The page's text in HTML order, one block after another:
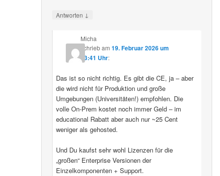
Antworten ↓
Micha
schriebam 19. Februar 2026 um
13:41 Uhr:
Das ist so nicht richtig. Es gibt die CE, ja – aber
die wird nicht für Produktion und große
Umgebungen (Universitäten!) empfohlen. Die
volle On-Prem kostet noch immer Geld – im
educational Rabatt aber auch nur ~25 Cent
weniger als gehosted.
Und Du kaufst sehr wohl Lizenzen für die
„großen“ Enterprise Versionen der
Einzelkomponenten + Support.